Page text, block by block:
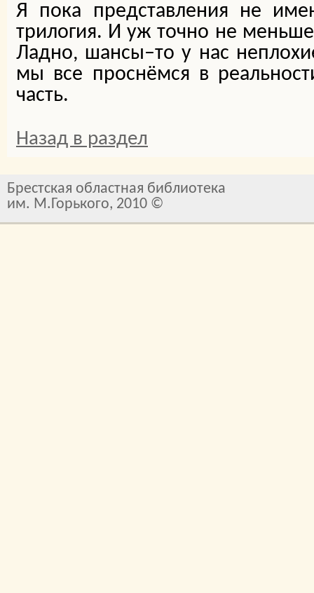
Я пока представления не
трилогия. И уж точно не меньше
Ладно, шансы–то у нас
мы все проснёмся в
часть.
Назад в раздел
Брестская областная библиотека
им. М.Горького, 2010 ©